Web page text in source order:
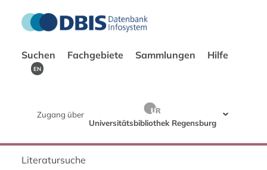
Suchen Fachgebiete Sammlungen Hilfe
EN
Zugang über
Universitätsbibliothek Regensburg
Literatursuche